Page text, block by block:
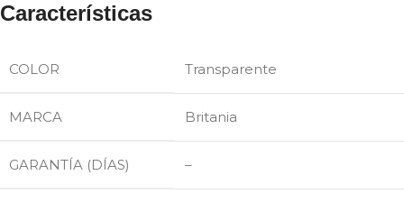
Características
COLOR Transparente
MARCA Britania
GARANTÍA (DÍAS) –